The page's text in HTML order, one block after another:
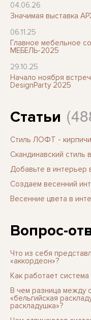
04.06.26
Значимая выставка
06.11.25
Главное мебельное
МЕБЕЛЬ-2025
29.10.25
Начало ноября
DesignParty 2025
Статьи
Стиль ЛОФТ -
Скандинавский стиль
Добавьте в интерьер
Создаем весенний
Весенние цвета в
Вопрос-
Что из себя
«аккордеон»?
Как работает
В чем разница между
«бельгийская
раскладушка»?